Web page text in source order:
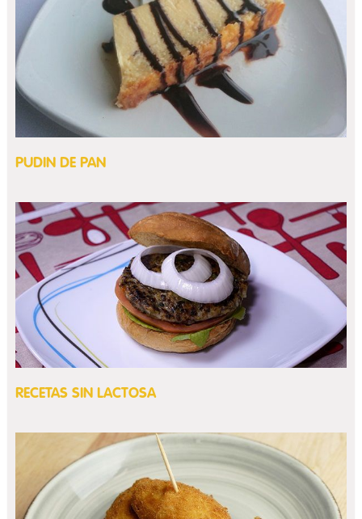
PUDIN DE PAN
RECETAS SIN LACTOSA